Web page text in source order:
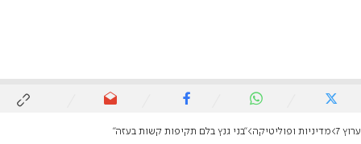
ערוץ 7 מדיניות ופוליטיקה ''בני גנץ בלם תקיפות קשות בעזה''